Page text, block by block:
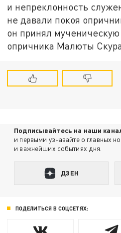
и непреклонность
не давали покоя
он принял мученическую
опричника Малюты
Подписывайтесь на наши
и первыми узнавайте о главных
и важнейших событиях дня.
ДЗЕН
ПОДЕЛИТЬСЯ В СОЦСЕТЯХ: